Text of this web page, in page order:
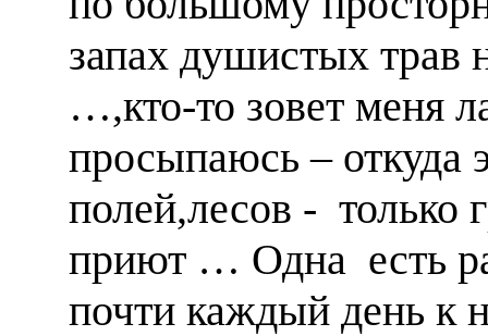
запах душистых трав
…,кто-то зовет меня
просыпаюсь – откуда
полей,лесов -
приют … Одна есть
почти каждый день к